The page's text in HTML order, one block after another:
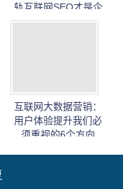
轨互联网SEO才是企
业标配
互联网大数据营销：
用户体验提升我们必
须重视的6个方向